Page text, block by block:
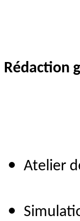
Rédaction
Atelier